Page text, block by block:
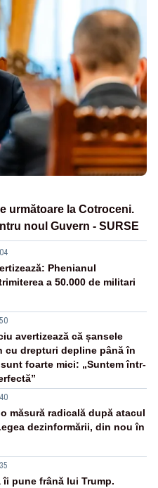
următoare la Cotroceni.
noul Guvern - SURSE
Phenianul
a 50.000 de militari
avertizează că șansele
cu drepturi depline până în
foarte mici: „Suntem într-
măsură radicală după atacul
dezinformării, din nou în
îi pune frână lui Trump.